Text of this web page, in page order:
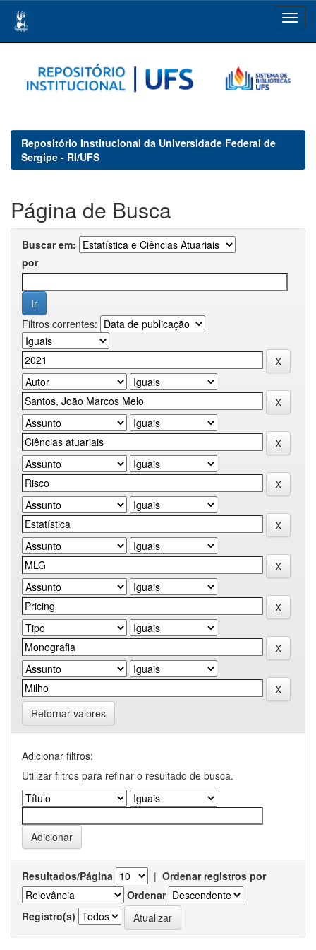
navigation
Repositório Institucional da Universidade Federal de
Sergipe - RI/UFS
Página de Busca
Buscar em:
por
Filtros correntes:
Retornar valores
Adicionar filtros:
Utilizar filtros para refinar o resultado de busca.
Resultados/Página | Ordenar registros por
Ordenar
Registro(s)